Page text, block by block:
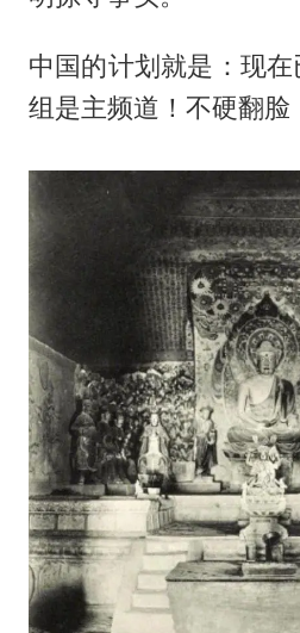
中国的计划就是：现
组是主频道！不硬翻脸